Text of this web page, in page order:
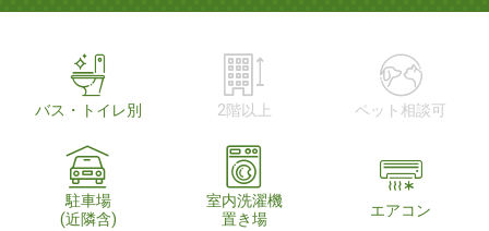
バス・トイレ別 2階以上 ペット相談可
駐車場
(近隣含)
室内洗濯機
置き場
エアコン